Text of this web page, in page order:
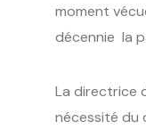
moment
décennie la
La directrice
nécessité du